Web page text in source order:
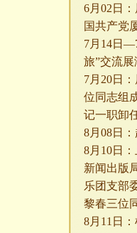
6月02日
国共产党
7月 14日—
旅”交流
7月20日
位同志组
记一职卸
8月08日
8月 10日
新闻出版
乐团支部
黎春三位
8月 11日